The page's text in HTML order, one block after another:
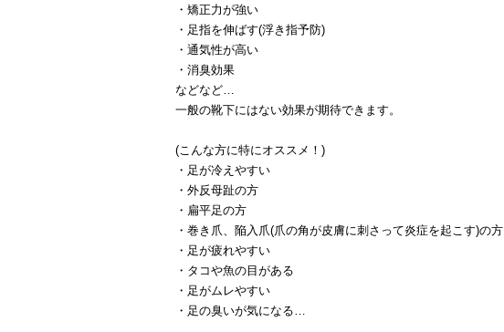
・矯正力が強い
・足指を伸ばす(浮き指予防)
・通気性が高い
・消臭効果
などなど…
一般の靴下にはない効果が期待できます。
(こんな方に特にオススメ！)
・足が冷えやすい
・外反母趾の方
・扁平足の方
・巻き爪、陥入爪(爪の角が皮膚に刺さって炎症を起こす)の方
・足が疲れやすい
・タコや魚の目がある
・足がムレやすい
・足の臭いが気になる…